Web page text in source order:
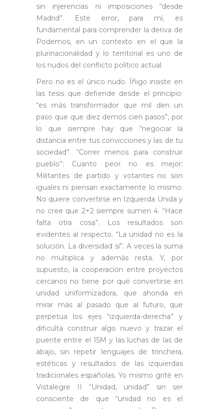
sin injerencias ni imposiciones “desde
Madrid”. Este error, para mí, es
fundamental para comprender la deriva de
Podemos, en un contexto en el que la
plurinacionalidad y lo territorial es uno de
los nudos del conflicto político actual.
Pero no es el único nudo. Íñigo insiste en
las tesis que defiende desde el principio:
“es más transformador que mil den un
paso que que diez demos cien pasos”, por
lo que siempre hay que “negociar la
distancia entre tus convicciones y las de tu
sociedad”. “Correr menos para construir
pueblo”; Cuanto peor no es mejor;
Militantes de partido y votantes no son
iguales ni piensan exactamente lo mismo.
No quiere convertirse en Izquierda Unida y
no cree que 2+2 siempre sumen 4. “Hace
falta otra cosa”. Los resultados son
evidentes al respecto. “La unidad no es la
solución. La diversidad sí”. A veces la suma
no multiplica y además resta. Y, por
supuesto, la cooperación entre proyectos
cercanos no tiene por qué convertirse en
unidad uniformizadora, que ahonda en
mirar más al pasado que al futuro, que
perpetua los ejes “izquierda-derecha” y
dificulta construir algo nuevo y trazar el
puente entre el 15M y las luchas de las de
abajo, sin repetir lenguajes de trinchera,
estéticas y resultados de las izquierdas
tradicionales españolas. Yo mismo grité en
Vistalegre II “Unidad, unidad” sin ser
consciente de que “unidad no es el